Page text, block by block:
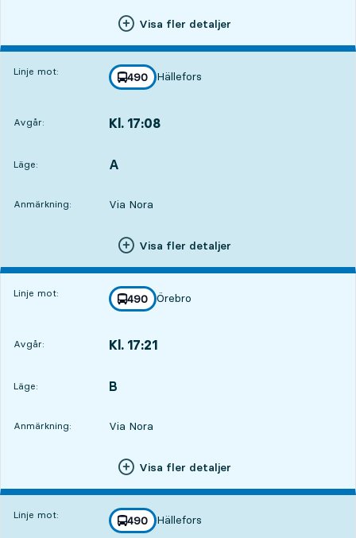
Visa fler detaljer
Linje mot: linje
490
mot
Hällefors
,
Avgår: Kl. 17:08
Läge:
LÄGE, A
,
Anmärkning: Via Nora
Visa fler detaljer
Linje mot: linje
490
mot
Örebro
,
Avgår: Kl. 17:21
Läge:
LÄGE, B
,
Anmärkning: Via Nora
Visa fler detaljer
Linje mot: linje
490
mot
Hällefors
,